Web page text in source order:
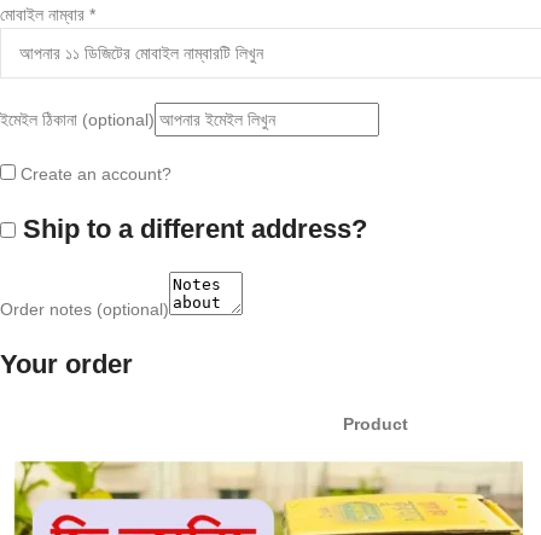
মোবাইল নাম্বার *
ইমেইল ঠিকানা (optional)
Create an account?
Ship to a different address?
Order notes (optional)
Your order
Product